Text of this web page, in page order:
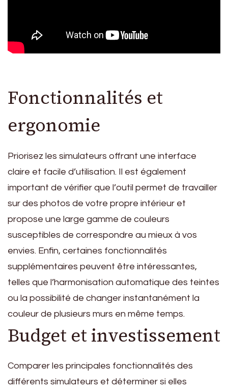
Fonctionnalités et
ergonomie
Priorisez les simulateurs offrant une interface
claire et facile d’utilisation. Il est également
important de vérifier que l’outil permet de travailler
sur des photos de votre propre intérieur et
propose une large gamme de couleurs
susceptibles de correspondre au mieux à vos
envies. Enfin, certaines fonctionnalités
supplémentaires peuvent être intéressantes,
telles que l’harmonisation automatique des teintes
ou la possibilité de changer instantanément la
couleur de plusieurs murs en même temps.
Budget et investissement
Comparer les principales fonctionnalités des
différents simulateurs et déterminer si elles